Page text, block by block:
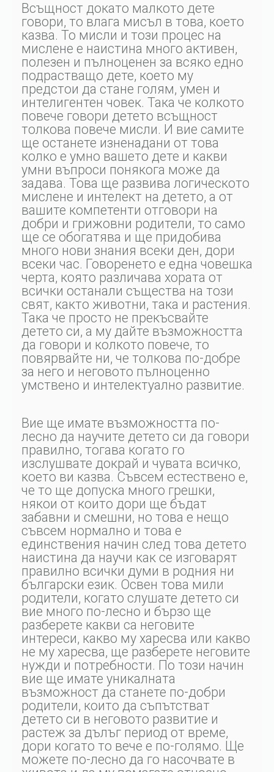
Всъщност докато малкото дете
говори, то влага мисъл в това, което
казва. То мисли и този процес на
мислене е наистина много активен,
полезен и пълноценен за всяко едно
подрастващо дете, което му
предстои да стане голям, умен и
интелигентен човек. Така че колкото
повече говори детето всъщност
толкова повече мисли. И вие самите
ще останете изненадани от това
колко е умно вашето дете и какви
умни въпроси понякога може да
задава. Това ще развива логическото
мислене и интелект на детето, а от
вашите компетенти отговори на
добри и грижовни родители, то само
ще се обогатява и ще придобива
много нови знания всеки ден, дори
всеки час. Говоренето е една човешка
черта, която различава хората от
всички останали същества на този
свят, както животни, така и растения.
Така че просто не прекъсвайте
детето си, а му дайте възможността
да говори и колкото повече, то
повярвайте ни, че толкова по-добре
за него и неговото пълноценно
умствено и интелектуално развитие.
Вие ще имате възможността по-
лесно да научите детето си да говори
правилно, тогава когато го
изслушвате докрай и чувата всичко,
което ви казва. Съвсем естествено е,
че то ще допуска много грешки,
някои от които дори ще бъдат
забавни и смешни, но това е нещо
съвсем нормално и това е
единствения начин след това детето
наистина да научи как се изговарят
правилно всички думи в родния ни
български език. Освен това мили
родители, когато слушате детето си
вие много по-лесно и бързо ще
разберете какви са неговите
интереси, какво му харесва или какво
не му харесва, ще разберете неговите
нужди и потребности. По този начин
вие ще имате уникалната
възможност да станете по-добри
родители, които да съпътстват
детето си в неговото развитие и
растеж за дълъг период от време,
дори когато то вече е по-голямо. Ще
можете по-лесно да го насочвате в